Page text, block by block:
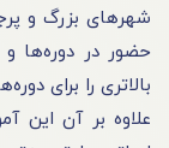
شهرهای بزرگ و
حضور در دوره‌ها و
بالاتری را برای
علاوه بر آن این